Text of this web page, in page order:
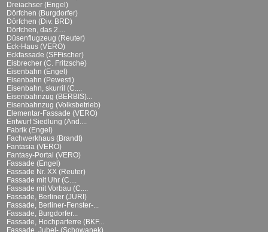
Dreiachser (Engel)
Dörfchen (Burgdorfer)
Dörfchen (Div. BRD)
Dörfchen, das 2....
Düsenflugzeug (Reuter)
Eck-Haus (VERO)
Eckfassade (SFFischer)
Eisbrecher (C. Fritzsche)
Eisenbahn (Engel)
Eisenbahn (Pewesti)
Eisenbahn, skurril (C....
Eisenbahnzug (BERBIS)...
Eisenbahnzug (Volksbetrieb)
Elementar-Fassade (VERO)
Entwurf Siedlung (And....
Fabrik (Engel)
Fachwerkhaus (Brandt)
Fantasia (VERO)
Fantasy-Portal (VERO)
Fassade (Engel)
Fassade Nr. XX (Reuter)
Fassade mit Uhr (C....
Fassade mit Vorbau (C....
Fassade, Berliner (JURI)
Fassade, Berliner-Fenster-...
Fassade, Burgdorfer...
Fassade, Hochparterre (BKF...
Fassade, Jubel- (Schowanek)